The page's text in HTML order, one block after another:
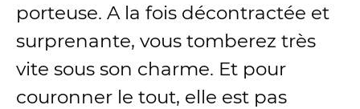
porteuse. A la fois décontractée et
surprenante, vous tomberez très
vite sous son charme. Et pour
couronner le tout, elle est pas